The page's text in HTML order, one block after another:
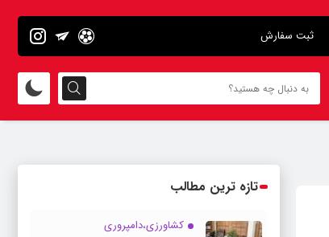
ثبت سفارش
تازه ترین مطالب
کشاورزی،دامپروری